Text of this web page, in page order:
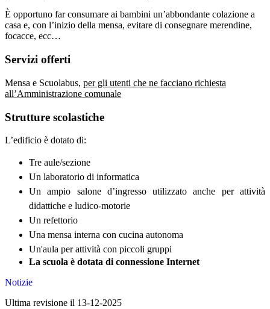
È opportuno far consumare ai bambini un’abbondante colazione a
casa e, con l’inizio della mensa, evitare di consegnare merendine,
focacce, ecc…
Servizi offerti
Mensa e Scuolabus, per gli utenti che ne facciano richiesta
all’Amministrazione comunale
Strutture scolastiche
L’edificio è dotato di:
Tre aule/sezione
Un laboratorio di informatica
Un ampio salone d’ingresso utilizzato anche per attività
didattiche e ludico-motorie
Un refettorio
Una mensa interna con cucina autonoma
Un'aula per attività con piccoli gruppi
La scuola è dotata di connessione Internet
Notizie
Ultima revisione il 13-12-2025